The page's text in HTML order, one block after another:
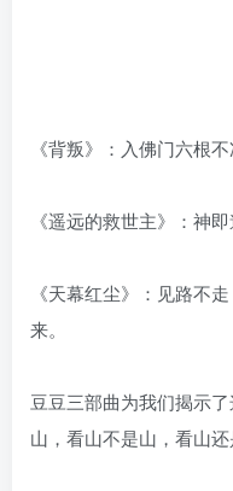
《背叛》：入佛门六根
《遥远的救世主》：神
《天幕红尘》：见路不
来。
豆豆三部曲为我们揭示
山，看山不是山，看山还